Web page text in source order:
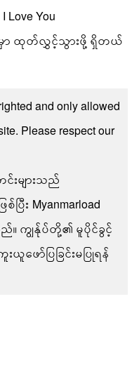
You
မှာ ထုတ်လွှင့်သွားဖို့ ရှိတယ်
and only allowed
Please respect our
းများသည်
ပြီး Myanmarload
။ ကျွန်ုပ်တို့၏ မူပိုင်ခွင့်
ဖော်ပြခြင်းမပြုရန်